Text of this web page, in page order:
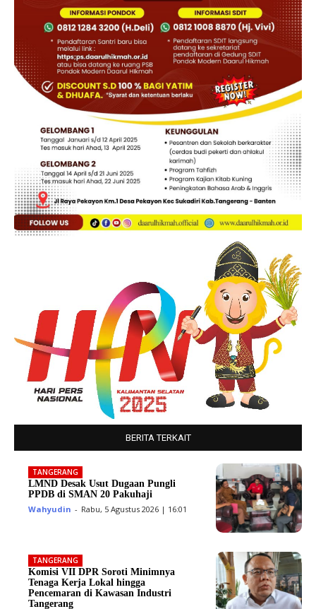
BERITA TERKAIT
TANGERANG
LMND Desak Usut Dugaan Pungli
PPDB di SMAN 20 Pakuhaji
Wahyudin - Rabu, 5 Agustus 2026 | 16:01
TANGERANG
Komisi VII DPR Soroti Minimnya
Tenaga Kerja Lokal hingga
Pencemaran di Kawasan Industri
Tangerang